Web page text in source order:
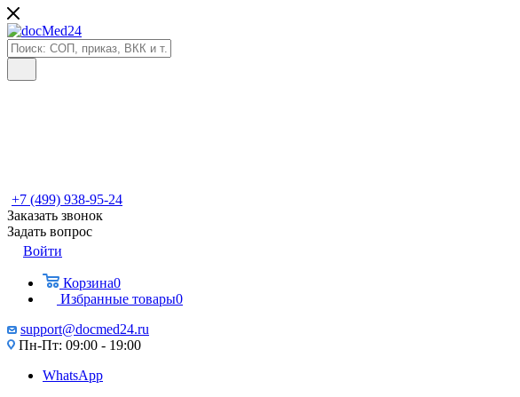
+7 (499) 938-95-24
Заказать звонок
Задать вопрос
Войти
Корзина0
Избранные товары0
support@docmed24.ru
Пн-Пт: 09:00 - 19:00
WhatsApp